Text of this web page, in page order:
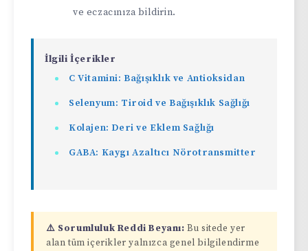
ve eczacınıza bildirin.
İlgili İçerikler
C Vitamini: Bağışıklık ve Antioksidan
Selenyum: Tiroid ve Bağışıklık Sağlığı
Kolajen: Deri ve Eklem Sağlığı
GABA: Kaygı Azaltıcı Nörotransmitter
⚠️ Sorumluluk Reddi Beyanı: Bu sitede yer
alan tüm içerikler yalnızca genel bilgilendirme